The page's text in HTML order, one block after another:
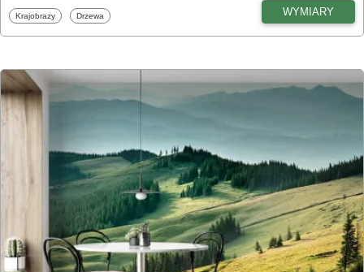
Fototapety
Krajobrazy Fototapety
Drzewa WYMIARY